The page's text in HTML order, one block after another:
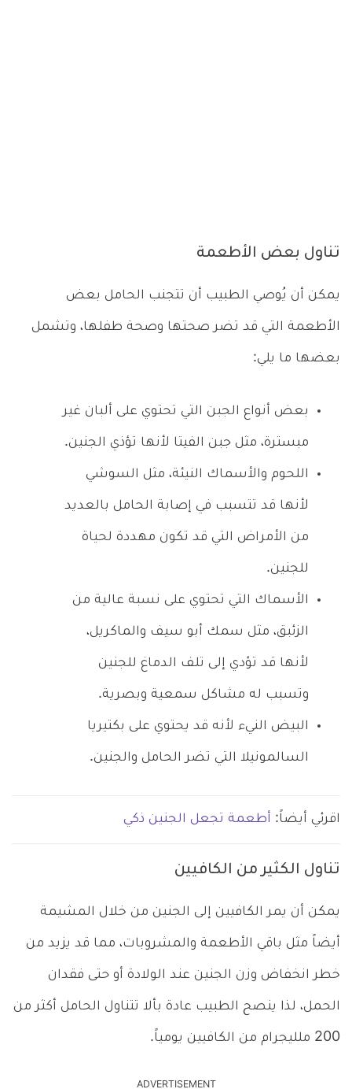
تناول بعض الأطعمة
يمكن أن يُوصي الطبيب أن تتجنب الحامل بعض
الأطعمة التي قد تضر صحتها وصحة طفلها، وتشمل
بعضها ما يلي:
بعض أنواع الجبن التي تحتوي على ألبان غير
مبسترة، مثل جبن الفيتا لأنها تؤذي الجنين.
اللحوم والأسماك النيئة، مثل السوشي
لأنها قد تتسبب في إصابة الحامل بالعديد
من الأمراض التي قد تكون مهددة لحياة
للجنين.
الأسماك التي تحتوي على نسبة عالية من
الزئبق، مثل سمك أبو سيف والماكريل،
لأنها قد تؤدي إلى تلف الدماغ للجنين
وتسبب له مشاكل سمعية وبصرية.
البيض النيء لأنه قد يحتوي على بكتيريا
السالمونيلا التي تضر الحامل والجنين.
اقرئي أيضاً: أطعمة تجعل الجنين ذكي
تناول الكثير من الكافيين
يمكن أن يمر الكافيين إلى الجنين من خلال المشيمة
أيضاً مثل باقي الأطعمة والمشروبات، مما قد يزيد من
خطر انخفاض وزن الجنين عند الولادة أو حتى فقدان
الحمل، لذا ينصح الطبيب عادة بألا تتناول الحامل أكثر من
200 ملليجرام من الكافيين يومياً.
ADVERTISEMENT